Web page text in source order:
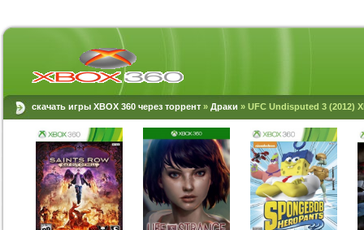
скачать игры XBOX 360 через торрент » Драки » UFC Undisputed 3 (2012)